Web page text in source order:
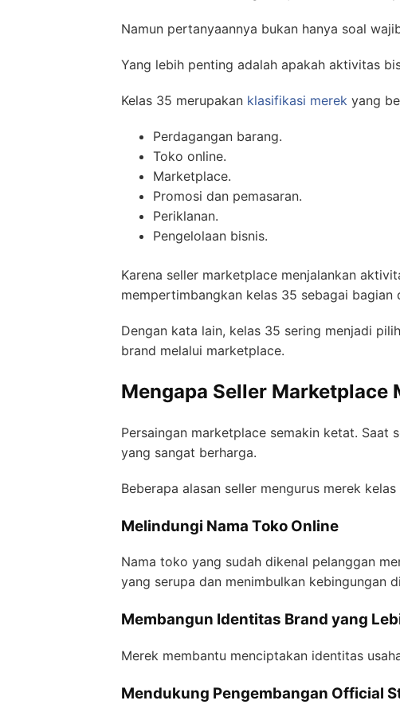
Namun pertanyaannya bukan hanya soal
Yang lebih penting adalah apakah aktivitas
Kelas 35 merupakan klasifikasi merek yang
Perdagangan barang.
Toko online.
Marketplace.
Promosi dan pemasaran.
Periklanan.
Pengelolaan bisnis.
Karena seller marketplace menjalankan
mempertimbangkan kelas 35 sebagai
Dengan kata lain, kelas 35 sering menjadi
brand melalui marketplace.
Mengapa Seller Marketplace
Persaingan marketplace semakin ketat. Saat
yang sangat berharga.
Beberapa alasan seller mengurus merek
Melindungi Nama Toko Online
Nama toko yang sudah dikenal pelanggan
yang serupa dan menimbulkan kebingungan
Membangun Identitas Brand yang
Merek membantu menciptakan identitas
Mendukung Pengembangan Official